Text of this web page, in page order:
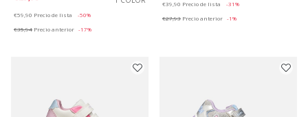
€59,90 Precio de lista
-50%
€35,94 Precio anterior -17%
€39,90 Precio de lista
-31%
€27,93 Precio anterior -1%